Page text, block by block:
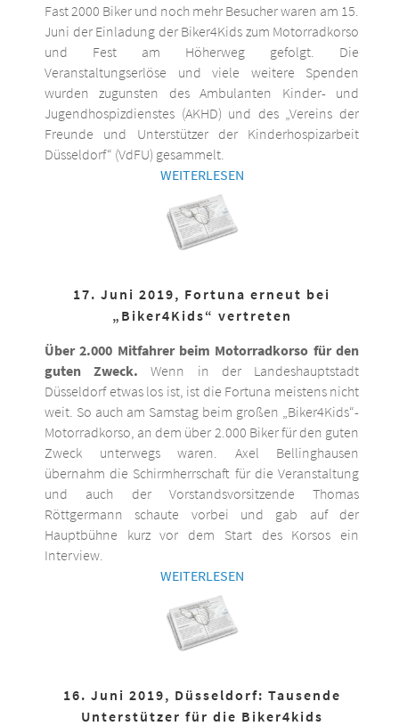
Fast 2000 Biker und noch mehr Besucher waren am 15.
Juni der Einladung der Biker4Kids zum Motorradkorso
und Fest am Höherweg gefolgt. Die
Veranstaltungserlöse und viele weitere Spenden
wurden zugunsten des Ambulanten Kinder- und
Jugendhospizdienstes (AKHD) und des „Vereins der
Freunde und Unterstützer der Kinderhospizarbeit
Düsseldorf“ (VdFU) gesammelt.
WEITERLESEN
17. Juni 2019, Fortuna erneut bei
„Biker4Kids“ vertreten
Über 2.000 Mitfahrer beim Motorradkorso für den
guten Zweck. Wenn in der Landeshauptstadt
Düsseldorf etwas los ist, ist die Fortuna meistens nicht
weit. So auch am Samstag beim großen „Biker4Kids“-
Motorradkorso, an dem über 2.000 Biker für den guten
Zweck unterwegs waren. Axel Bellinghausen
übernahm die Schirmherrschaft für die Veranstaltung
und auch der Vorstandsvorsitzende Thomas
Röttgermann schaute vorbei und gab auf der
Hauptbühne kurz vor dem Start des Korsos ein
Interview.
WEITERLESEN
16. Juni 2019, Düsseldorf: Tausende
Unterstützer für die Biker4kids